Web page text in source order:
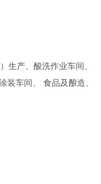
生产、酸洗作业车间、
装车间、 食品及酿造、